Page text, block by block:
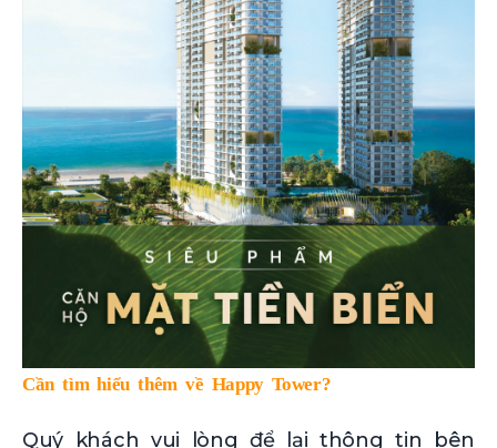
Cần tìm hiểu thêm về Happy Tower?
Quý khách vui lòng để lại thông tin bên